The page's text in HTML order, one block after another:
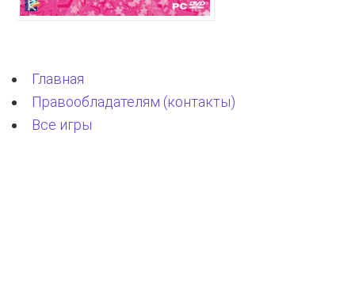
Главная
Правообладателям (контакты)
Все игры